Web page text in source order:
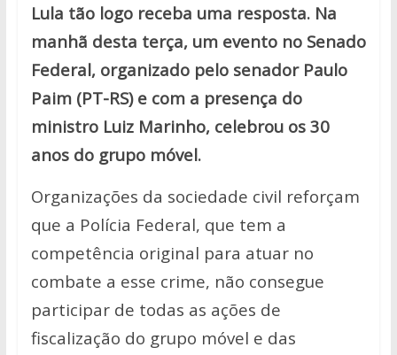
Lula tão logo receba uma resposta. Na
manhã desta terça, um evento no Senado
Federal, organizado pelo senador Paulo
Paim (PT-RS) e com a presença do
ministro Luiz Marinho, celebrou os 30
anos do grupo móvel.
Organizações da sociedade civil reforçam
que a Polícia Federal, que tem a
competência original para atuar no
combate a esse crime, não consegue
participar de todas as ações de
fiscalização do grupo móvel e das